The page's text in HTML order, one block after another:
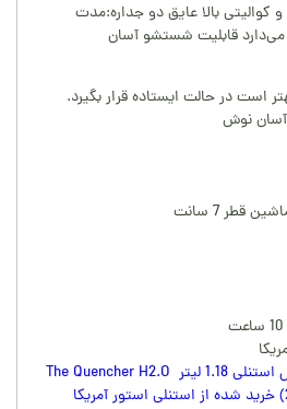
کوالیتی بالا عایق دو جداره:مدت
می‌دارد قابلیت شستشو آسان
است در حالت ایستاده قرار بگیرد.
آسان نوش
قطر 7 سانت
قمقمه دسته دار اورجینال استنلی 1.18 لیتر The Quencher H2.O